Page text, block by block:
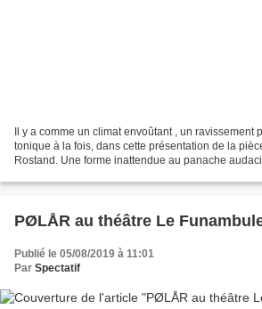
Il y a comme un climat envoûtant , un ravissement
tonique à la fois, dans cette présentation de la
Rostand. Une forme inattendue au panache
PØLÅR au théâtre Le
Publié le 05/08/2019 à 11:01
Par Spectatif